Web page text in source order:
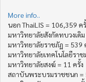
More info..
นอก ThaiLIS = 106,359 ค
มหาวิทยาลัยสังกัดทบวงเดิ
มหาวิทยาลัยราชภัฏ = 539
มหาวิทยาลัยเทคโนโลยีราช
มหาวิทยาลัยสงฆ์ = 11 ครั้ง
สถาบันพระบรมราชชนก =